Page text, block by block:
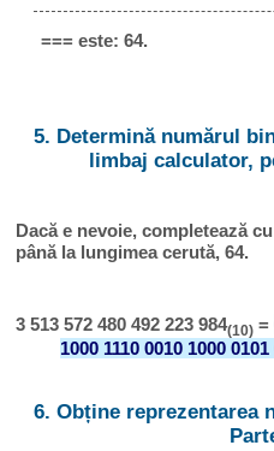
=== este: 64.
5. Determină numărul
limbaj calculator,
Dacă e nevoie, completează
până la lungimea cerută, 64.
3 513 572 480 492 223 984(10) =
1000 1110 0010 1000
6. Obține reprezentarea